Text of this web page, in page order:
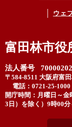
ウェ
富田林市役
法人番号
〒584-8511 大阪府富
電話：0721-25-1000
開庁時間：月曜日～
3日）を除く）9時00